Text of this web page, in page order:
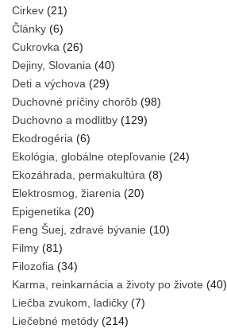
Cirkev (21)
Články (6)
Cukrovka (26)
Dejiny, Slovania (40)
Deti a výchova (29)
Duchovné príčiny chorôb (98)
Duchovno a modlitby (129)
Ekodrogéria (6)
Ekológia, globálne otepľovanie (24)
Ekozáhrada, permakultúra (8)
Elektrosmog, žiarenia (20)
Epigenetika (20)
Feng Šuej, zdravé bývanie (10)
Filmy (81)
Filozofia (34)
Karma, reinkarnácia a životy po živote (40)
Liečba zvukom, ladičky (7)
Liečebné metódy (214)